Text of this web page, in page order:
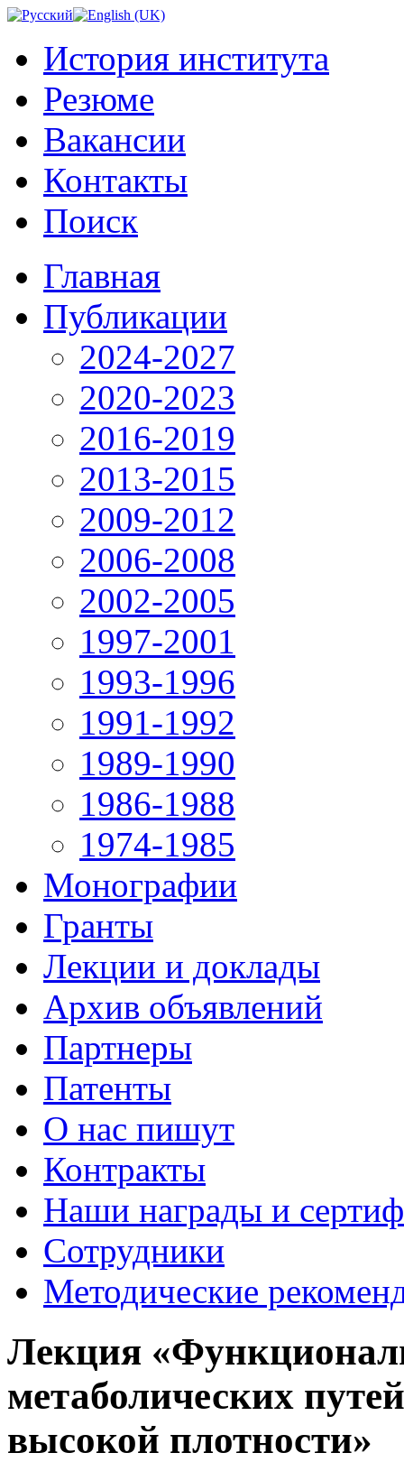
История института
Резюме
Вакансии
Контакты
Поиск
Главная
Публикации
2024-2027
2020-2023
2016-2019
2013-2015
2009-2012
2006-2008
2002-2005
1997-2001
1993-1996
1991-1992
1989-1990
1986-1988
1974-1985
Монографии
Гранты
Лекции и доклады
Архив объявлений
Партнеры
Патенты
О нас пишут
Контракты
Наши награды и
Сотрудники
Методические
Лекция
метаболических
высокой плотности»